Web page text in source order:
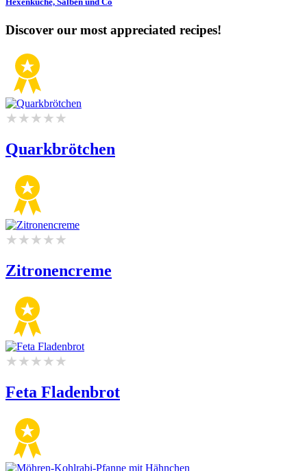
Discover our most appreciated recipes!
Quarkbrötchen
Zitronencreme
Feta Fladenbrot